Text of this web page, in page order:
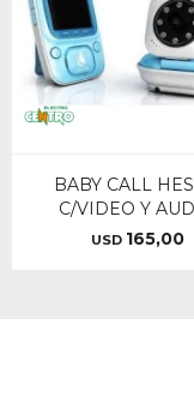
BABY CALL
C/VIDEO Y
USD 165,00